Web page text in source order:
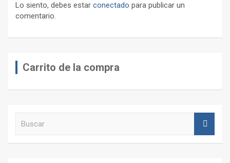
Lo siento, debes estar conectado para publicar un
comentario.
Carrito de la compra